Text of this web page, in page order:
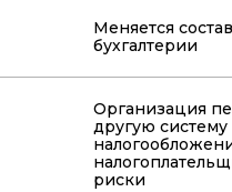
Меняется
бухгалтерии
Организация
другую систему
риски